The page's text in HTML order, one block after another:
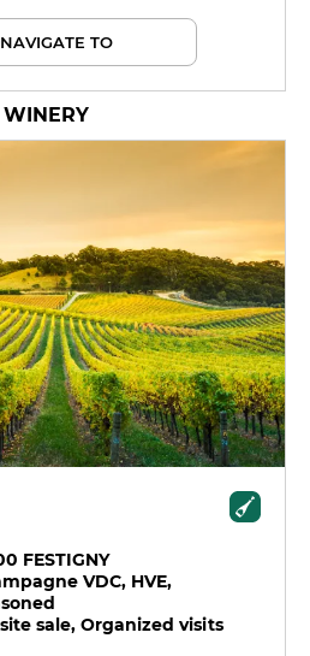
NAVIGATE TO
WINERY
FESTIGNY
VDC, HVE,
sale, Organized visits